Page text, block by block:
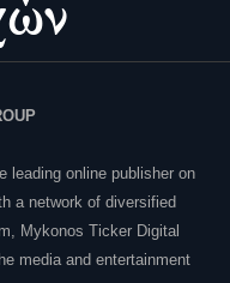
leading online publisher on
a network of diversified
Mykonos Ticker Digital
media and entertainment